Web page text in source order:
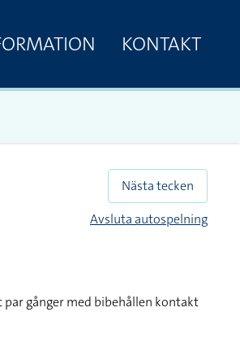
KONTAKT
Nästa tecken
Avsluta autospelning
gånger med bibehållen kontakt